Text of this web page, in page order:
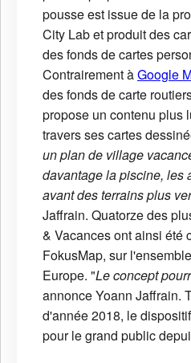
pousse est issue de la
City Lab et produit des
des fonds de cartes
Contrairement àGoogle
des fonds de carte
propose un contenu plus
travers ses cartes
un plan de village
davantage la piscine, les
avant des terrains plus
Jaffrain. Quatorze des
& Vacances ont ainsi été
FokusMap, sur
Europe. "Le concept
annonce Yoann Jaffrain.
d'année 2018, le
pour le grand public